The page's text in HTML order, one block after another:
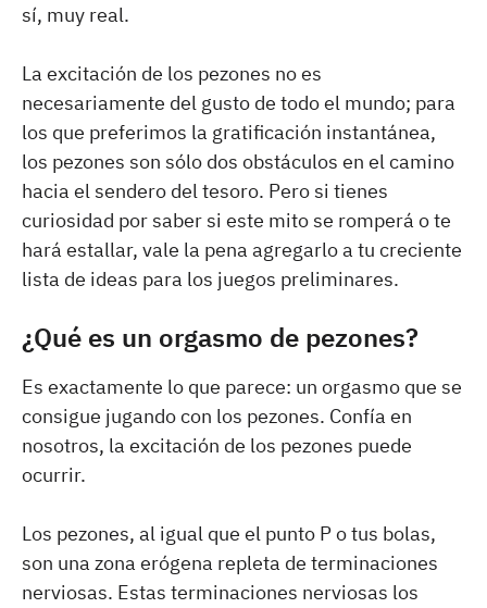
sí, muy real.
La excitación de los pezones no es
necesariamente del gusto de todo el mundo; para
los que preferimos la gratificación instantánea,
los pezones son sólo dos obstáculos en el camino
hacia el sendero del tesoro. Pero si tienes
curiosidad por saber si este mito se romperá o te
hará estallar, vale la pena agregarlo a tu creciente
lista de ideas para los juegos preliminares.
¿Qué es un orgasmo de pezones?
Es exactamente lo que parece: un orgasmo que se
consigue jugando con los pezones. Confía en
nosotros, la excitación de los pezones puede
ocurrir.
Los pezones, al igual que el punto P o tus bolas,
son una zona erógena repleta de terminaciones
nerviosas. Estas terminaciones nerviosas los